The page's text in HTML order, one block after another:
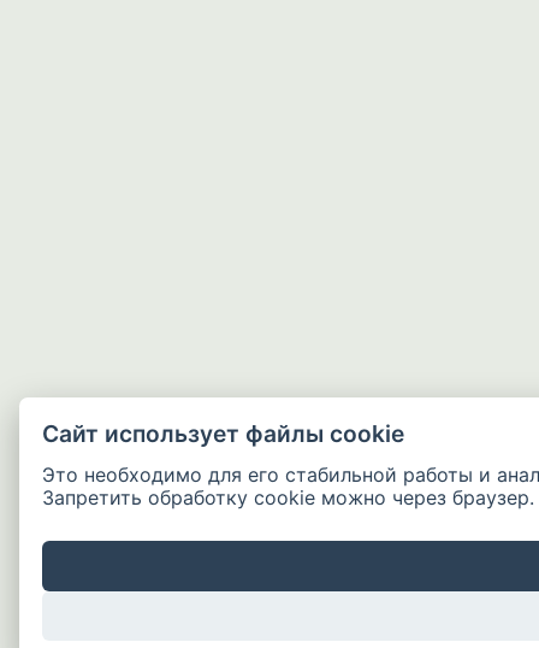
Сайт использует файлы cookie
Это необходимо для его стабильной работы и
Запретить обработку cookie можно через браузер.